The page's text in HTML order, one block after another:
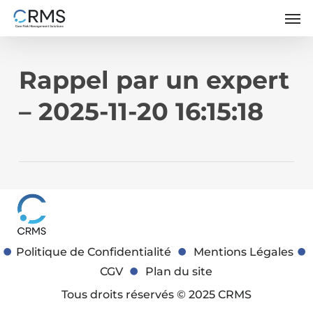
Skip
Rappel par un expert
– 2025-11-20 16:15:18
Politique de Confidentialité
Mentions Légales
CGV
Plan du site
Tous droits réservés © 2025 CRMS